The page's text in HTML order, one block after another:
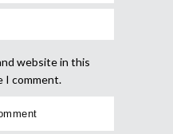
website in this
I comment.